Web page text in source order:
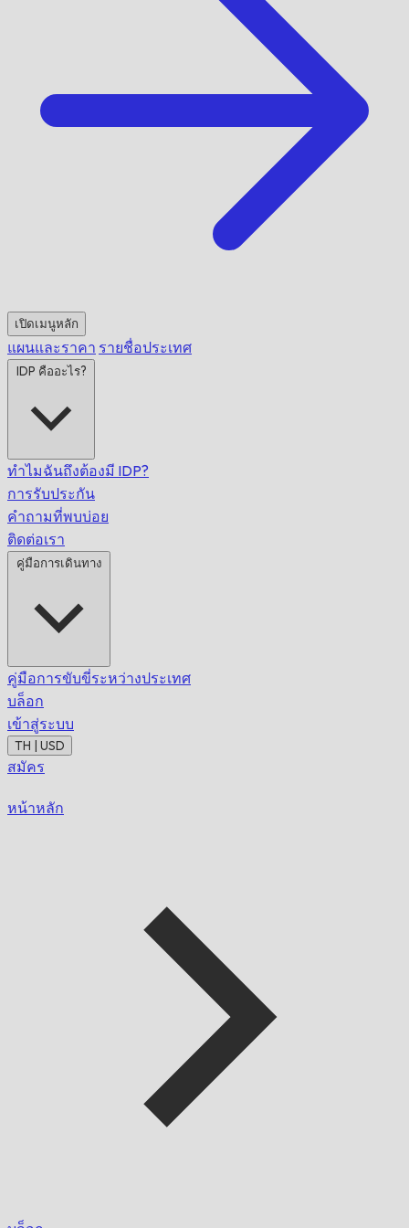
เปิดเมนูหลัก
แผนและราคา รายชื่อประเทศ
IDP คืออะไร?
ทำไมฉันถึงต้องมี IDP?
การรับประกัน
คำถามที่พบบ่อย
ติดต่อเรา
คู่มือการเดินทาง
คู่มือการขับขี่ระหว่างประเทศ
บล็อก
เข้าสู่ระบบ
TH | USD
สมัคร
หน้าหลัก